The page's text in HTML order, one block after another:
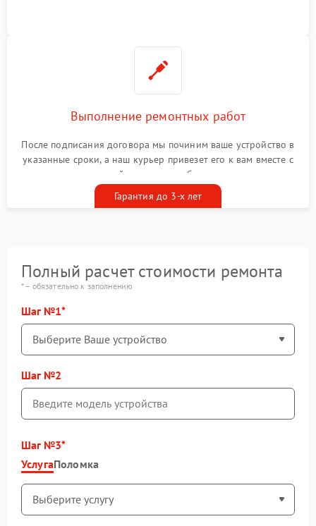
Выполнение ремонтных работ
После подписания договора мы починим ваше устройство в
указанные сроки, а наш курьер привезет его к вам вместе с
гарантийным талоном бесплатно
Гарантия до 3-х лет
Полный расчет стоимости ремонта
* – обязательно к заполнению
Шаг №1
Шаг №2
Шаг №3
УслугаПоломка